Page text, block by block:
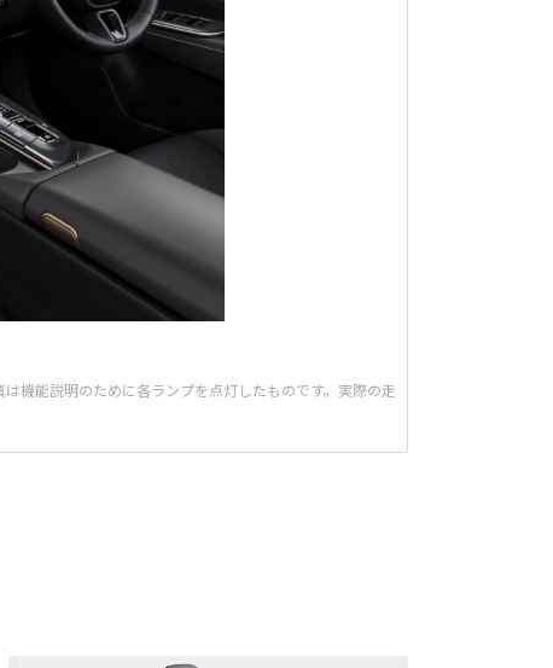
機能説明のために各ランプを点灯したものです。実際の走